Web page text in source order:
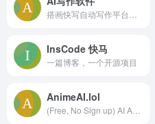
InsCode 快马
一篇博客，一个开源项目
AnimeAI.lol